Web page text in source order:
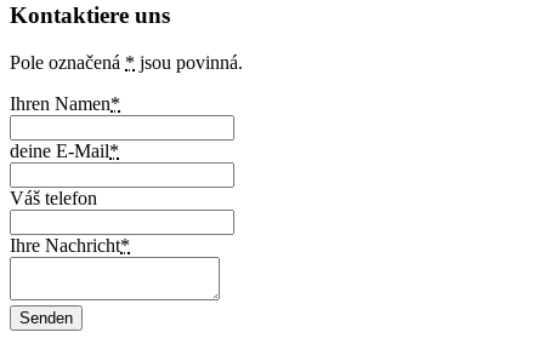
Kontaktiere uns
Pole označená * jsou povinná.
Ihren Namen*
deine E-Mail*
Váš telefon
Ihre Nachricht*